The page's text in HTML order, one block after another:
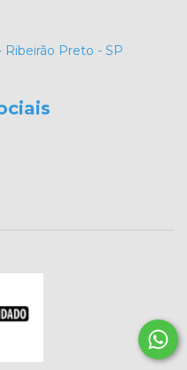
Ribeirão Preto - SP